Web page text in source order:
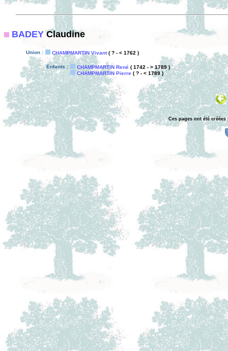
BADEYClaudine
Union : CHAMPMARTIN Vivant( ? - < 1762 )
Enfants : CHAMPMARTIN René ( 1742 - > 1789 )
CHAMPMARTIN Pierre ( ? - < 1789 )
Ces pages ont été